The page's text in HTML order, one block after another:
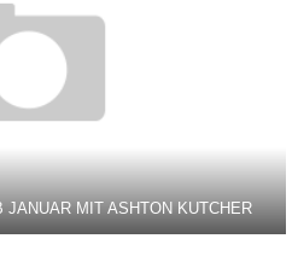
JANUAR MIT ASHTON KUTCHER